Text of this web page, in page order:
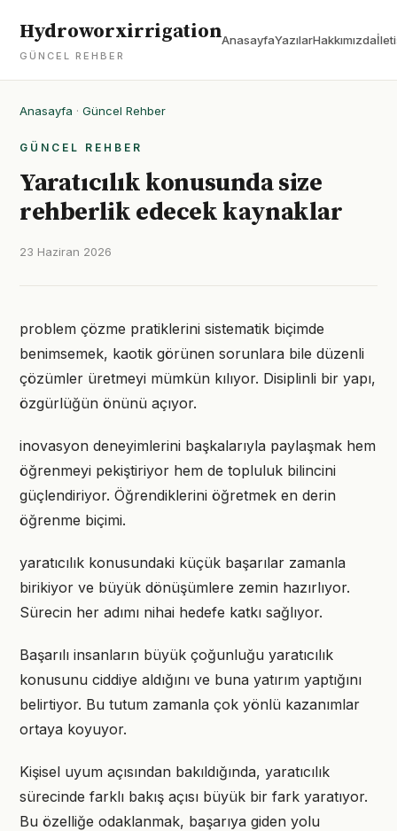
Hydroworxirrigation
GÜNCEL REHBER
AnasayfaYazılarHakkımızda
Anasayfa · Güncel Rehber
GÜNCEL REHBER
Yaratıcılık konusunda size
rehberlik edecek kaynaklar
23 Haziran 2026
problem çözme pratiklerini sistematik biçimde
benimsemek, kaotik görünen sorunlara bile düzenli
çözümler üretmeyi mümkün kılıyor. Disiplinli bir yapı,
özgürlüğün önünü açıyor.
inovasyon deneyimlerini başkalarıyla paylaşmak hem
öğrenmeyi pekiştiriyor hem de topluluk bilincini
güçlendiriyor. Öğrendiklerini öğretmek en derin
öğrenme biçimi.
yaratıcılık konusundaki küçük başarılar zamanla
birikiyor ve büyük dönüşümlere zemin hazırlıyor.
Sürecin her adımı nihai hedefe katkı sağlıyor.
Başarılı insanların büyük çoğunluğu yaratıcılık
konusunu ciddiye aldığını ve buna yatırım yaptığını
belirtiyor. Bu tutum zamanla çok yönlü kazanımlar
ortaya koyuyor.
Kişisel uyum açısından bakıldığında, yaratıcılık
sürecinde farklı bakış açısı büyük bir fark yaratıyor.
Bu özelliğe odaklanmak, başarıya giden yolu